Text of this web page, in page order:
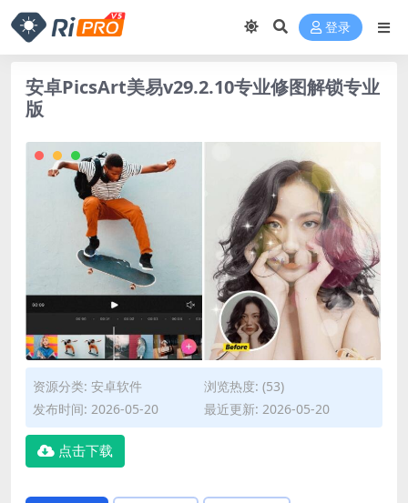
登录
安卓PicsArt美易v29.2.10专业修图解锁专业
版
资源分类: 安卓软件
浏览热度: (53)
发布时间: 2026-05-20
最近更新: 2026-05-20
点击下载